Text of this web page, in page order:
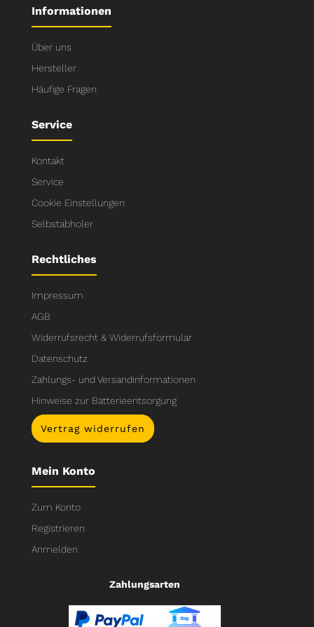
Informationen
Über uns
Hersteller
Häufige Fragen
Service
Kontakt
Service
Cookie Einstellungen
Selbstabholer
Rechtliches
Impressum
AGB
Widerrufsrecht & Widerrufsformular
Datenschutz
Zahlungs- und Versandinformationen
Hinweise zur Batterieentsorgung
Vertrag widerrufen
Mein Konto
Zum Konto
Registrieren
Anmelden
Zahlungsarten